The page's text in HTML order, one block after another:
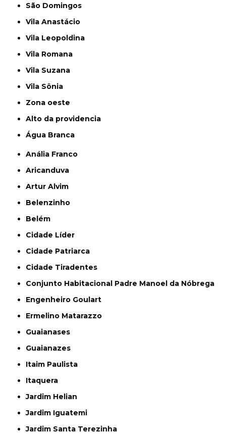
São Domingos
Vila Anastácio
Vila Leopoldina
Vila Romana
Vila Suzana
Vila Sônia
Zona oeste
alto da providencia
Água Branca
Anália Franco
Aricanduva
Artur Alvim
Belenzinho
Belém
Cidade Líder
Cidade Patriarca
Cidade Tiradentes
Conjunto Habitacional Padre Manoel da Nóbrega
Engenheiro Goulart
Ermelino Matarazzo
Guaianases
Guaianazes
Itaim Paulista
Itaquera
Jardim Helian
Jardim Iguatemi
Jardim Santa Terezinha